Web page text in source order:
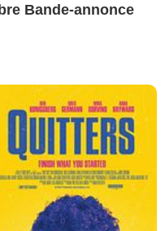
Bande-annonce